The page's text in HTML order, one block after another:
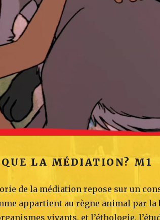
QUE LA MÉDIATION? M1
de la médiation repose sur un
appartient au règne animal par la
vivants, et l’éthologie,